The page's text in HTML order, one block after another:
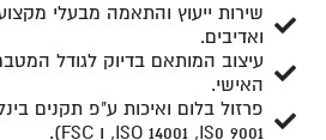
שירות ייעוץ והתאמה מבעלי
ואדיבים.
עיצוב המותאם בדיוק לגודל
האישי.
,ISO 14001 ,IS0 9001 ו FSC).